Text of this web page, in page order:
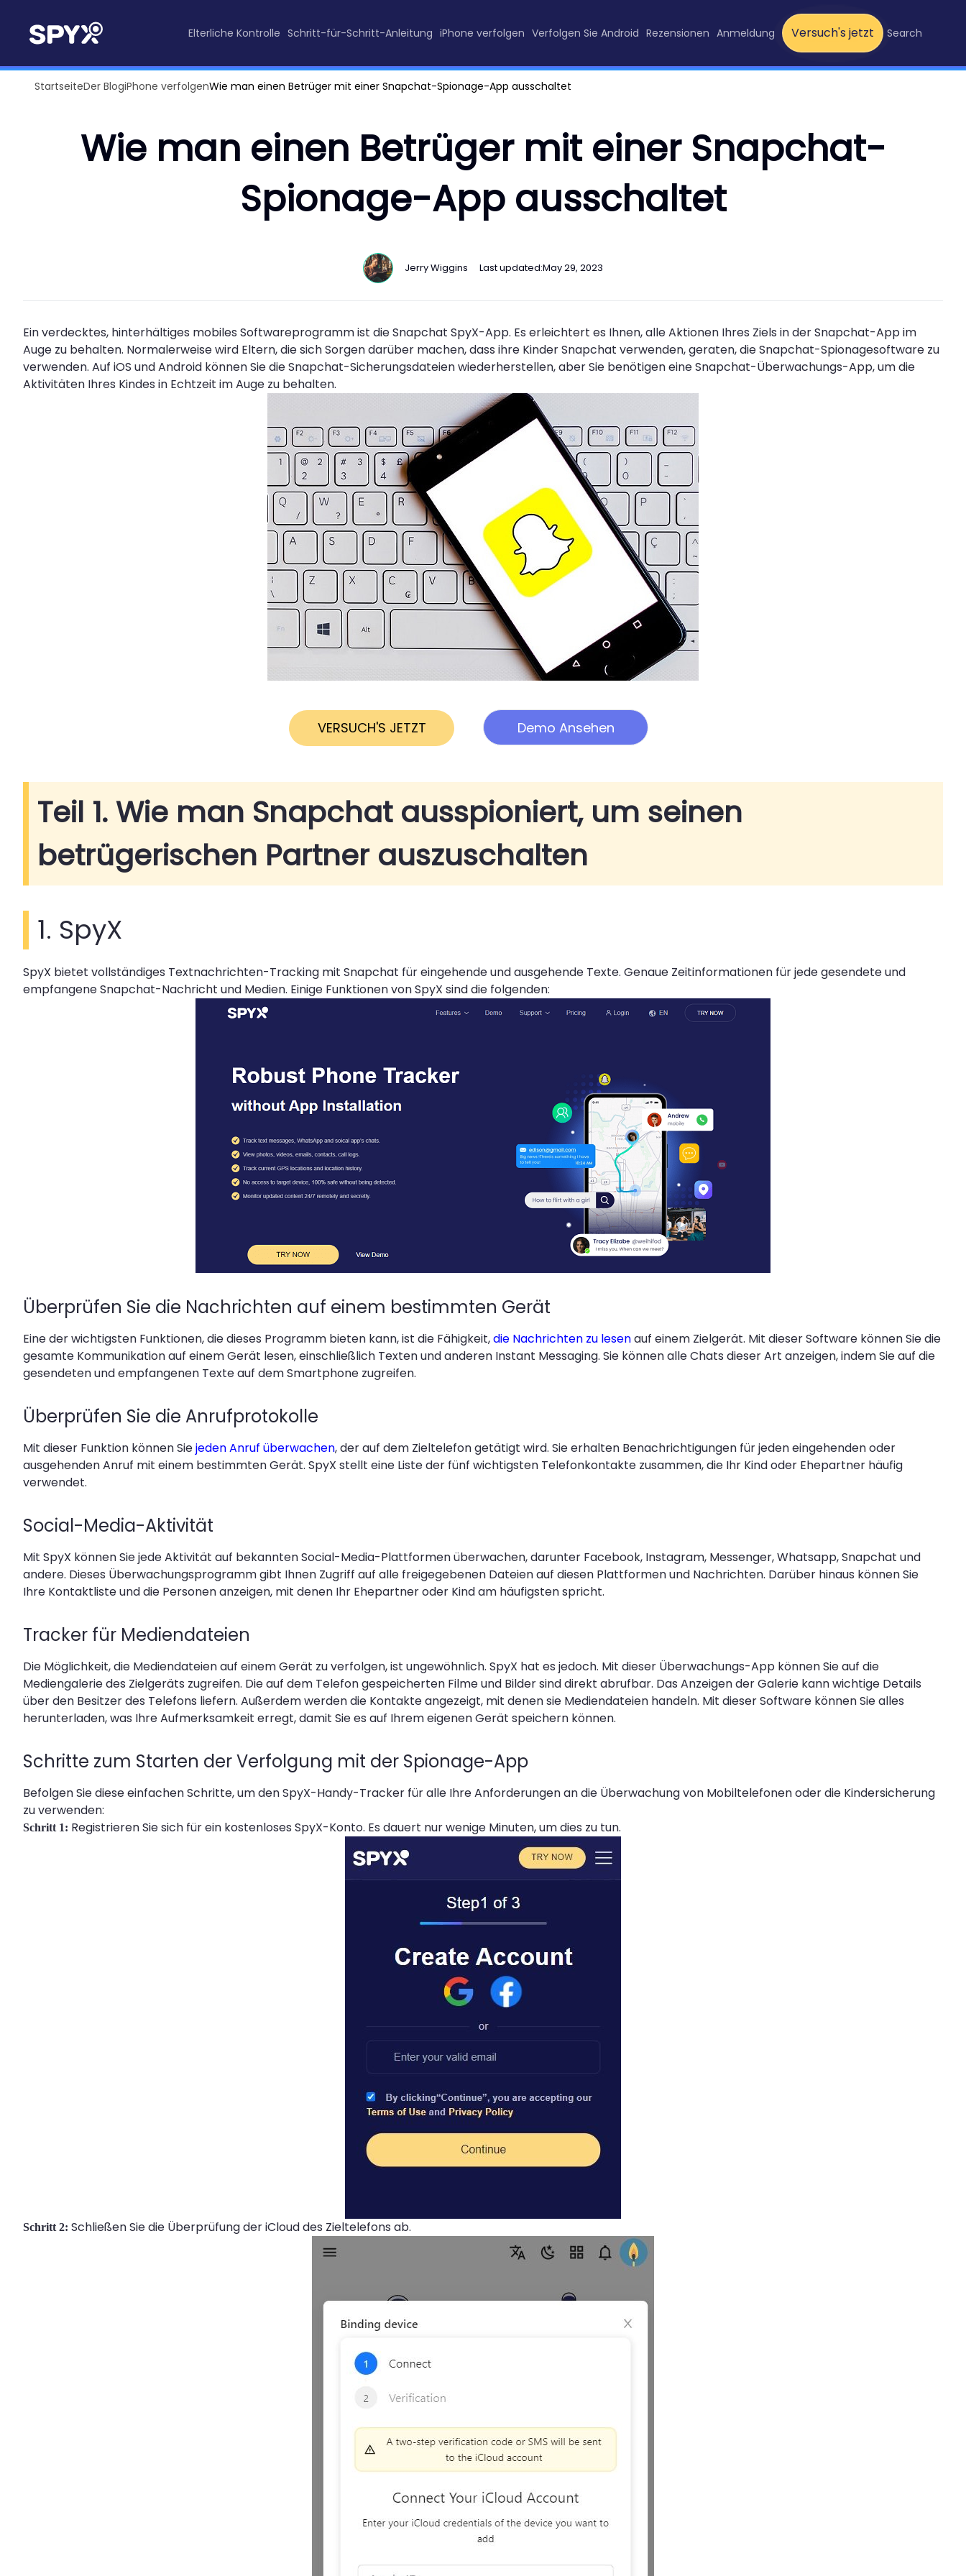
Elterliche Kontrolle Schritt-für-Schritt-Anleitung iPhone verfolgen Verfolgen Sie Android Rezensionen Anmeldung Versuch's jetzt Search
StartseiteDer BlogiPhone verfolgenWie man einen Betrüger mit einer Snapchat-Spionage-App ausschaltet
Wie man einen Betrüger mit einer Snapchat-
Spionage-App ausschaltet
Jerry Wiggins Last updated:May 29, 2023
Ein verdecktes, hinterhältiges mobiles Softwareprogramm ist die Snapchat SpyX-App. Es erleichtert es Ihnen, alle Aktionen Ihres Ziels in der Snapchat-App im
Auge zu behalten. Normalerweise wird Eltern, die sich Sorgen darüber machen, dass ihre Kinder Snapchat verwenden, geraten, die Snapchat-Spionagesoftware zu
verwenden. Auf iOS und Android können Sie die Snapchat-Sicherungsdateien wiederherstellen, aber Sie benötigen eine Snapchat-Überwachungs-App, um die
Aktivitäten Ihres Kindes in Echtzeit im Auge zu behalten.
VERSUCH'S JETZT Demo Ansehen
Teil 1. Wie man Snapchat ausspioniert, um seinen
betrügerischen Partner auszuschalten
1. SpyX
SpyX bietet vollständiges Textnachrichten-Tracking mit Snapchat für eingehende und ausgehende Texte. Genaue Zeitinformationen für jede gesendete und
empfangene Snapchat-Nachricht und Medien. Einige Funktionen von SpyX sind die folgenden:
Überprüfen Sie die Nachrichten auf einem bestimmten Gerät
Eine der wichtigsten Funktionen, die dieses Programm bieten kann, ist die Fähigkeit,die Nachrichten zu lesenauf einem Zielgerät. Mit dieser Software können Sie die
gesamte Kommunikation auf einem Gerät lesen, einschließlich Texten und anderen Instant Messaging. Sie können alle Chats dieser Art anzeigen, indem Sie auf die
gesendeten und empfangenen Texte auf dem Smartphone zugreifen.
Überprüfen Sie die Anrufprotokolle
Mit dieser Funktion können Siejeden Anruf überwachen, der auf dem Zieltelefon getätigt wird. Sie erhalten Benachrichtigungen für jeden eingehenden oder
ausgehenden Anruf mit einem bestimmten Gerät. SpyX stellt eine Liste der fünf wichtigsten Telefonkontakte zusammen, die Ihr Kind oder Ehepartner häufig
verwendet.
Social-Media-Aktivität
Mit SpyX können Sie jede Aktivität auf bekannten Social-Media-Plattformen überwachen, darunter Facebook, Instagram, Messenger, Whatsapp, Snapchat und
andere. Dieses Überwachungsprogramm gibt Ihnen Zugriff auf alle freigegebenen Dateien auf diesen Plattformen und Nachrichten. Darüber hinaus können Sie
Ihre Kontaktliste und die Personen anzeigen, mit denen Ihr Ehepartner oder Kind am häufigsten spricht.
Tracker für Mediendateien
Die Möglichkeit, die Mediendateien auf einem Gerät zu verfolgen, ist ungewöhnlich. SpyX hat es jedoch. Mit dieser Überwachungs-App können Sie auf die
Mediengalerie des Zielgeräts zugreifen. Die auf dem Telefon gespeicherten Filme und Bilder sind direkt abrufbar. Das Anzeigen der Galerie kann wichtige Details
über den Besitzer des Telefons liefern. Außerdem werden die Kontakte angezeigt, mit denen sie Mediendateien handeln. Mit dieser Software können Sie alles
herunterladen, was Ihre Aufmerksamkeit erregt, damit Sie es auf Ihrem eigenen Gerät speichern können.
Schritte zum Starten der Verfolgung mit der Spionage-App
Befolgen Sie diese einfachen Schritte, um den SpyX-Handy-Tracker für alle Ihre Anforderungen an die Überwachung von Mobiltelefonen oder die Kindersicherung
zu verwenden:
Schritt 1: Registrieren Sie sich für ein kostenloses SpyX-Konto. Es dauert nur wenige Minuten, um dies zu tun.
Schritt 2: Schließen Sie die Überprüfung der iCloud des Zieltelefons ab.